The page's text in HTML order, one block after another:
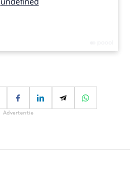
Advertentie